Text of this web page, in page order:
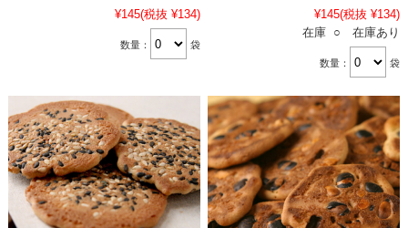
¥145(税抜 ¥134)
数量： 袋
¥145(税抜 ¥134)
在庫 ○ 在庫あり
数量： 袋